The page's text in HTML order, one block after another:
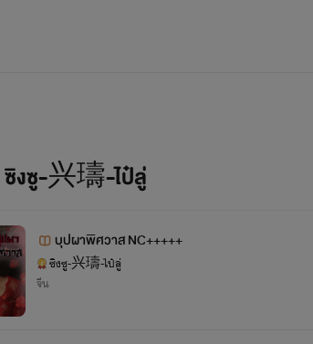
ซิงซู-兴璹-ไป๋ลู่
บุปผาพิศวาส NC+++++
ซิงซู-兴璹-ไป๋ลู่
จีน